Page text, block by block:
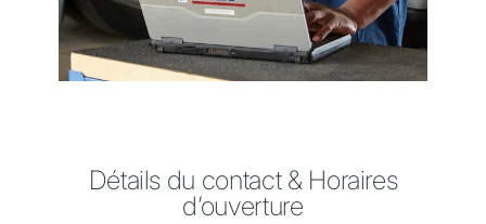
Détails du contact & Horaires
d’ouverture